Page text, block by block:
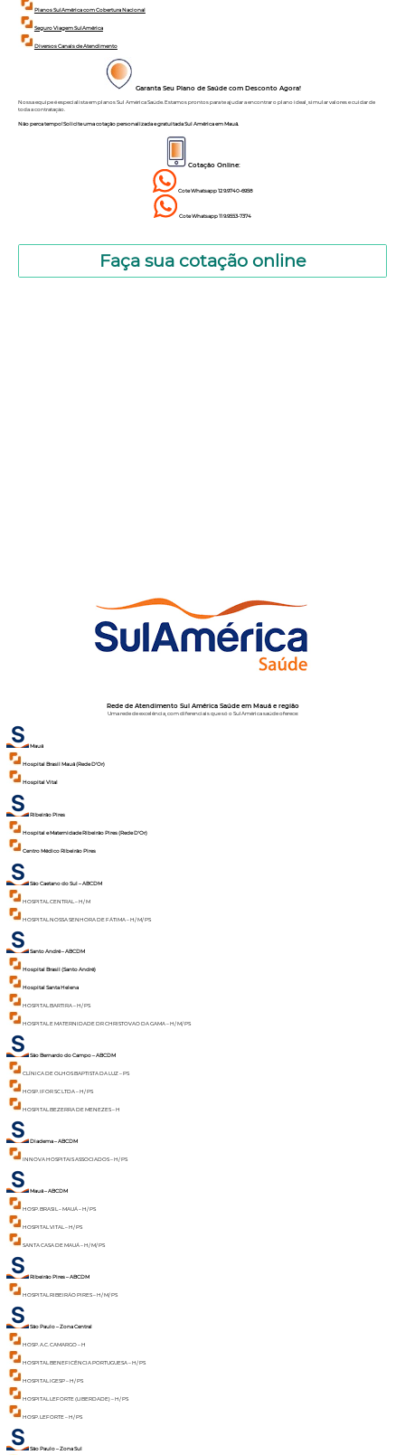
Planos SulAmérica com Cobertura Nacional
Seguro Viagem SulAmérica
Diversos Canais de Atendimento
Garanta Seu Plano de Saúde com Desconto Agora!
Nossa equipe é especialista em planos Sul América Saúde. Estamos prontos para te ajudar a encontrar o plano ideal, simular valores e cuidar de
toda a contratação.
Não perca tempo! Solicite uma cotação personalizada e gratuitada Sul América em Mauá.
Cotação Online:
Cote Whatsapp 12 9.9740-6958
Cote Whatsapp 11 9.9553-7374
Faça sua cotação online
Rede de Atendimento Sul América Saúde em Mauá e região
Uma rede de excelência, com diferenciais que só o SulAmérica saúde oferece:
Mauá
Hospital Brasil Mauá (Rede D'Or)
Hospital Vital
Ribeirão Pires
Hospital e Maternidade Ribeirão Pires (Rede D'Or)
Centro Médico Ribeirão Pires
São Caetano do Sul – ABCDM
HOSPITAL CENTRAL – H/ M
HOSPITAL NOSSA SENHORA DE FÁTIMA – H/ M/ PS
Santo André – ABCDM
Hospital Brasil (Santo André)
Hospital Santa Helena
HOSPITAL BARTIRA – H/ PS
HOSPITAL E MATERNIDADE DR CHRISTOVAO DA GAMA – H/ M/ PS
São Bernardo do Campo – ABCDM
CLÍNICA DE OLHOS BAPTISTA DA LUZ – PS
HOSP. IFOR SC LTDA – H/ PS
HOSPITAL BEZERRA DE MENEZES – H
Diadema – ABCDM
INNOVA HOSPITAIS ASSOCIADOS – H/ PS
Mauá – ABCDM
HOSP. BRASIL – MAUÁ – H/ PS
HOSPITAL VITAL – H/ PS
SANTA CASA DE MAUÁ – H/ M/ PS
Ribeirão Pires – ABCDM
HOSPITAL RIBEIRÃO PIRES – H/ M/ PS
São Paulo – Zona Central
HOSP. A.C. CAMARGO – H
HOSPITAL BENEFICÊNCIA PORTUGUESA – H/ PS
HOSPITAL IGESP – H/ PS
HOSPITAL LEFORTE (LIBERDADE) – H/ PS
HOSP. LEFORTE – H/ PS
São Paulo – Zona Sul